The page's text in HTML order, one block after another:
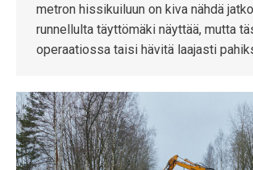
metron hissikuiluun on kiva nähdä
runnellulta täyttömäki näyttää, mutta
operaatiossa taisi hävitä laajasti